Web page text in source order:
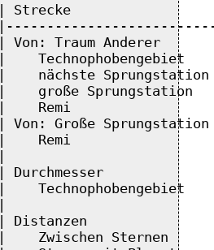
| Strecke                  |
| Von: Traum
|
|    nächste
|    große Sprungstation
|    Remi                  |
| Von: Große
|    Remi                  |
|
| Durchmesser
|
|
| Distanzen
|    Zwischen